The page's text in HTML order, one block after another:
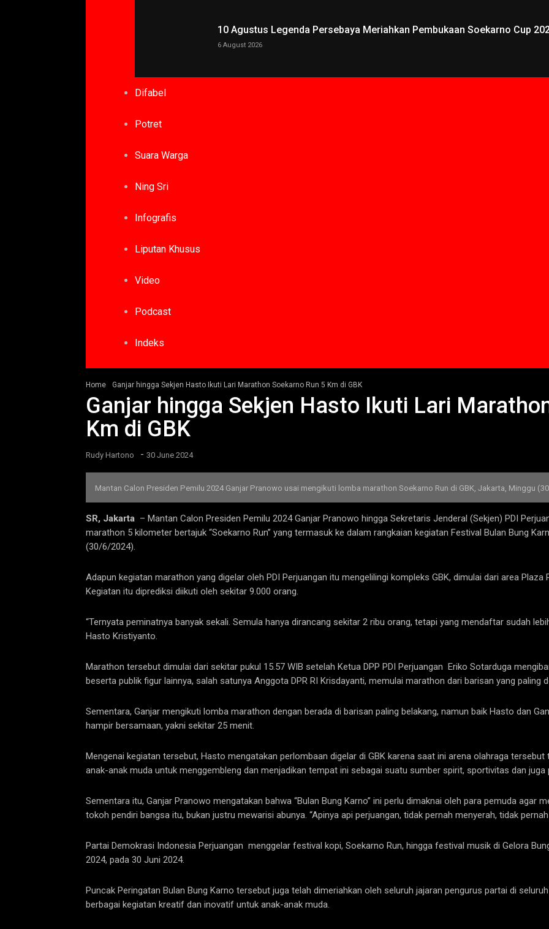
10 Agustus Legenda Persebaya Meriahkan Pembukaan Soekarno Cup
6 August 2026
Difabel
Potret
Suara Warga
Ning Sri
Infografis
Liputan Khusus
Video
Podcast
Indeks
Home Ganjar hingga Sekjen Hasto Ikuti Lari Marathon Soekarno Run 5 Km di GBK
Ganjar hingga Sekjen Hasto Ikuti Lari
Km di GBK
Rudy Hartono - 30 June 2024
Mantan Calon Presiden Pemilu 2024 Ganjar Pranowo usai mengikuti lomba marathon Soekarno Run di GBK, Jakarta, Minggu
SR, Jakarta – Mantan Calon Presiden Pemilu 2024 Ganjar Pranowo hingga Sekretaris Jenderal (Sekjen) PDI
marathon 5 kilometer bertajuk “Soekarno Run” yang termasuk ke dalam rangkaian kegiatan Festival Bulan Bung
(30/6/2024).
Adapun kegiatan marathon yang digelar oleh PDI Perjuangan itu mengelilingi kompleks GBK, dimulai dari area
Kegiatan itu diprediksi diikuti oleh sekitar 9.000 orang.
“Ternyata peminatnya banyak sekali. Semula hanya dirancang sekitar 2 ribu orang, tetapi yang mendaftar sudah
Hasto Kristiyanto.
Marathon tersebut dimulai dari sekitar pukul 15.57 WIB setelah Ketua DPP PDI Perjuangan Eriko Sotarduga
beserta publik figur lainnya, salah satunya Anggota DPR RI Krisdayanti, memulai marathon dari barisan yang paling
Sementara, Ganjar mengikuti lomba marathon dengan berada di barisan paling belakang, namun baik Hasto dan
hampir bersamaan, yakni sekitar 25 menit.
Mengenai kegiatan tersebut, Hasto mengatakan perlombaan digelar di GBK karena saat ini arena olahraga
anak-anak muda untuk menggembleng dan menjadikan tempat ini sebagai suatu sumber spirit, sportivitas dan juga
Sementara itu, Ganjar Pranowo mengatakan bahwa “Bulan Bung Karno” ini perlu dimaknai oleh para pemuda agar
tokoh pendiri bangsa itu, bukan justru mewarisi abunya. “Apinya api perjuangan, tidak pernah menyerah, tidak
Partai Demokrasi Indonesia Perjuangan menggelar festival kopi, Soekarno Run, hingga festival musik di Gelora
2024, pada 30 Juni 2024.
Puncak Peringatan Bulan Bung Karno tersebut juga telah dimeriahkan oleh seluruh jajaran pengurus partai di
berbagai kegiatan kreatif dan inovatif untuk anak-anak muda.